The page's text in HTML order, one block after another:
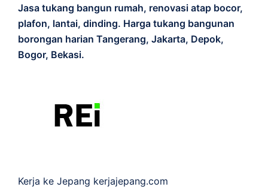
Jasa tukang bangun rumah, renovasi atap bocor,
plafon, lantai, dinding. Harga tukang bangunan
borongan harian Tangerang, Jakarta, Depok,
Bogor, Bekasi.
Kerja ke Jepang kerjajepang.com